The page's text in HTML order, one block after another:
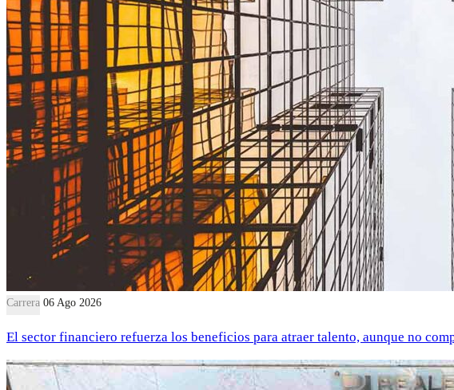
Carrera 06 Ago 2026
El sector financiero refuerza los beneficios para atraer talento, aunque no